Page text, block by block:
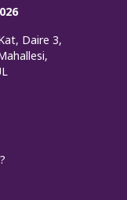
Daire 3,